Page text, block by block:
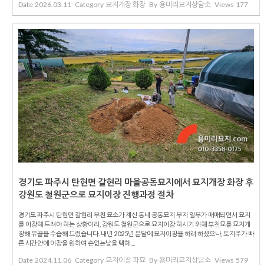
Date 2026.03.11 Category 묘지개장 화장 By 용미리묘지상담소 Views 177
경기도 파주시 탄현면 갈현리 마을공동묘지에서 묘지개장 화장 후
강원도 철원군으로 묘지이장 진행과정 절차
경기도 파주시 탄현면 갈현리 부친 묘소가 계신 동네 공동묘지 부지 일부가 매매되면서 묘지
를 이장해 드려야 하는 상황이라, 강원도 철원군으로 묘지이장 하시기 위해 부친묘를 묘지개
장해 유골을 수습해 드렸습니다. 내년 2025년 윤달에 묘지이장을 하려 하셨으나, 토지주가 빠
른 시간안에 이장을 원하여 손없는날을 택해 ...
Date 2024.11.06 Category 묘지이장 파묘 By 용미리묘지상담소 Views 579